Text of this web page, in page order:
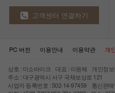
고객센터 연결하기
PC 버전 이용안내 이용약관 개
상호 : 미소바이크 대표 : 이원해 개인정보
주소 : 대구광역시 서구 국채보상로 121
사업자 등록번호 : 502-14-97459 통신판